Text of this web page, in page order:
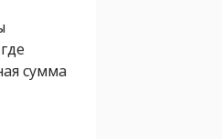
сумма